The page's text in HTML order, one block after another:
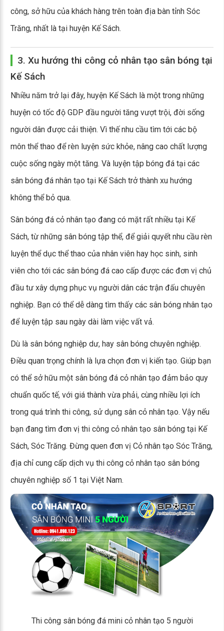
công, sở hữu của khách hàng trên toàn địa bàn tỉnh Sóc
Trăng, nhất là tại huyện Kế Sách.
3. Xu hướng thi công cỏ nhân tạo sân bóng tại
Kế Sách
Nhiều năm trở lại đây, huyện Kế Sách là một trong những
huyện có tốc độ GDP đầu người tăng vượt trội, đời sống
người dân được cải thiện. Vì thế nhu cầu tìm tới các bộ
môn thể thao để rèn luyện sức khỏe, nâng cao chất lượng
cuộc sống ngày một tăng. Và luyện tập bóng đá tại các
sân bóng đá nhân tạo tại Kế Sách trở thành xu hướng
không thể bỏ qua.
Sân bóng đá cỏ nhân tạo đang có mặt rất nhiều tại Kế
Sách, từ những sân bóng tập thể, để giải quyết nhu cầu rèn
luyện thể dục thể thao của nhân viên hay học sinh, sinh
viên cho tới các sân bóng đá cao cấp được các đơn vị chủ
đầu tư xây dựng phục vụ người dân các trận đấu chuyên
nghiệp. Bạn có thể dễ dàng tìm thấy các sân bóng nhân tạo
để luyện tập sau ngày dài làm việc vất vả.
Dù là sân bóng nghiệp dư, hay sân bóng chuyên nghiệp.
Điều quan trọng chính là lựa chọn đơn vị kiến tạo. Giúp bạn
có thể sở hữu một sân bóng đá cỏ nhân tạo đảm bảo quy
chuẩn quốc tế, với giá thành vừa phải, cùng nhiều lợi ích
trong quá trình thi công, sử dụng sân cỏ nhân tạo. Vậy nếu
bạn đang tìm đơn vị thi công cỏ nhân tạo sân bóng tại Kế
Sách, Sóc Trăng. Đừng quen đơn vị Cỏ nhân tạo Sóc Trăng,
địa chỉ cung cấp dịch vụ thi công cỏ nhân tạo sân bóng
chuyên nghiệp số 1 tại Việt Nam.
Thi công sân bóng đá mini cỏ nhân tạo 5 người